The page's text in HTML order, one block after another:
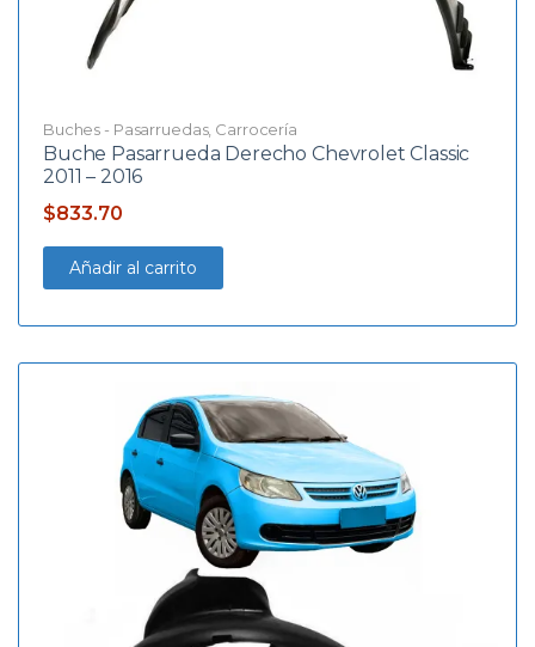
Buches - Pasarruedas, Carrocería
Buche Pasarrueda Derecho Chevrolet Classic
2011 – 2016
$833.70
Añadir al carrito